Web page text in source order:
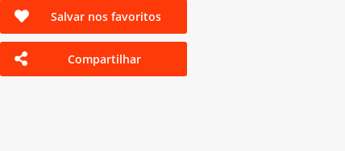
Salvar nos favoritos
Compartilhar